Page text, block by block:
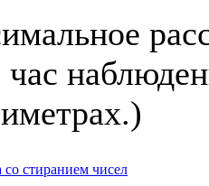
час
стиранием чисел